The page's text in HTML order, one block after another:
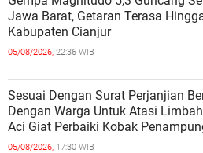
Jawa Barat, Getaran Terasa
Kabupaten Cianjur
05/08/2026, 22:36 WIB
Sesuai Dengan Surat Perjanjian
Dengan Warga Untuk Atasi
Aci Giat Perbaiki Kobak
05/08/2026, 17:30 WIB